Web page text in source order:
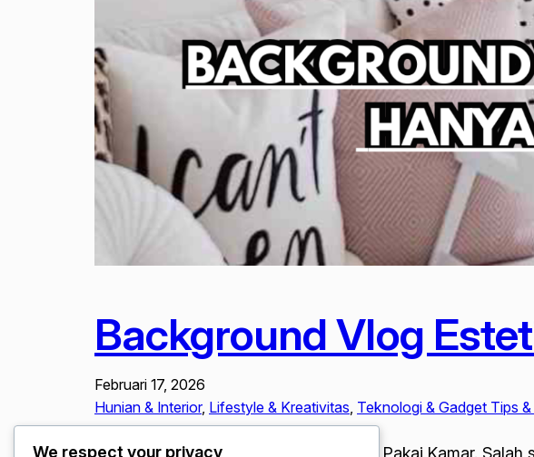
Background Vlog
Februari 17, 2026
Hunian & Interior, Lifestyle & Kreativitas Teknologi & Gadget Tips
Background Vlog Estetik Walau Hanya Pakai Kamar.
We respect your privacy